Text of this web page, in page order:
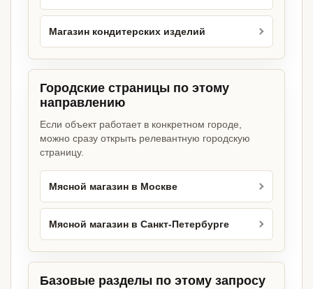
Магазин кондитерских изделий
Городские страницы по этому
направлению
Если объект работает в конкретном городе,
можно сразу открыть релевантную городскую
страницу.
Мясной магазин в Москве
Мясной магазин в Санкт-Петербурге
Базовые разделы по этому запросу